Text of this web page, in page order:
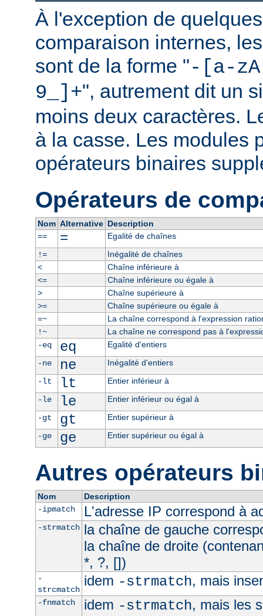
À l'exception de
comparaison internes,
sont de la forme "-[a-
9_]+", autrement dit un
moins deux caractères.
à la casse. Les modules
opérateurs binaires
Opérateurs de
Nom Alternative Description
==
=
Egalité de chaînes
!=
Inégalité de chaînes
<
Chaîne inférieure à
<=
Chaîne inférieure ou égale à
>
Chaîne supérieure à
>=
Chaîne supérieure ou égale à
=~
La chaîne correspond à l'expression
!~
La chaîne ne correspond pas à
-eq
eq
Egalité d'entiers
-ne
ne
Inégalité d'entiers
-lt
lt
Entier inférieur à
-le
le
Entier inférieur ou égal à
-gt
gt
Entier supérieur à
-ge
ge Entier supérieur ou égal à
Autres opérateurs
Nom
Description
-ipmatch
L'adresse IP correspond à
-strmatch la chaîne de gauche
la chaîne de droite
*, ?, [])
-
strcmatch
idem -strmatch, mais
-fnmatch idem -strmatch, mais les